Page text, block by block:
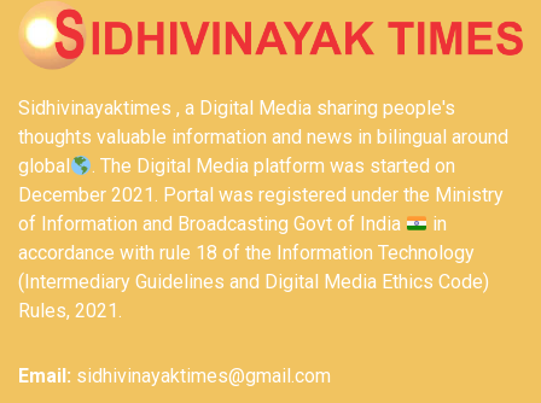
Sidhivinayaktimes , a Digital Media sharing people's
thoughts valuable information and news in bilingual around
global
. The Digital Media platform was started on
December 2021. Portal was registered under the Ministry
of Information and Broadcasting Govt of India
in
accordance with rule 18 of the Information Technology
(Intermediary Guidelines and Digital Media Ethics Code)
Rules, 2021.
Email: sidhivinayaktimes@gmail.com